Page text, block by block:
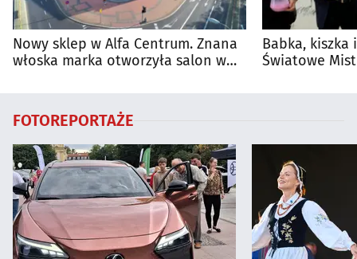
Nowy sklep w Alfa Centrum. Znana
włoska marka otworzyła salon w
Babka, kiszka
Światowe
FOTOREPORTAŻE